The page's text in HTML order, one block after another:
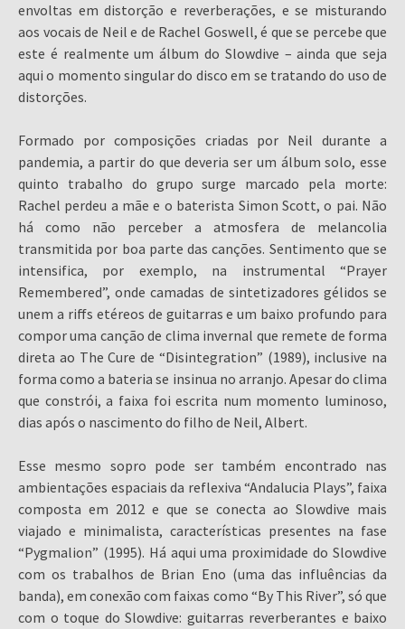
envoltas em distorção e reverberações, e se misturando
aos vocais de Neil e de Rachel Goswell, é que se percebe que
este é realmente um álbum do Slowdive – ainda que seja
aqui o momento singular do disco em se tratando do uso de
distorções.
Formado por composições criadas por Neil durante a
pandemia, a partir do que deveria ser um álbum solo, esse
quinto trabalho do grupo surge marcado pela morte:
Rachel perdeu a mãe e o baterista Simon Scott, o pai. Não
há como não perceber a atmosfera de melancolia
transmitida por boa parte das canções. Sentimento que se
intensifica, por exemplo, na instrumental “Prayer
Remembered”, onde camadas de sintetizadores gélidos se
unem a riffs etéreos de guitarras e um baixo profundo para
compor uma canção de clima invernal que remete de forma
direta ao The Cure de “Disintegration” (1989), inclusive na
forma como a bateria se insinua no arranjo. Apesar do clima
que constrói, a faixa foi escrita num momento luminoso,
dias após o nascimento do filho de Neil, Albert.
Esse mesmo sopro pode ser também encontrado nas
ambientações espaciais da reflexiva “Andalucia Plays”, faixa
composta em 2012 e que se conecta ao Slowdive mais
viajado e minimalista, características presentes na fase
“Pygmalion” (1995). Há aqui uma proximidade do Slowdive
com os trabalhos de Brian Eno (uma das influências da
banda), em conexão com faixas como “By This River”, só que
com o toque do Slowdive: guitarras reverberantes e baixo